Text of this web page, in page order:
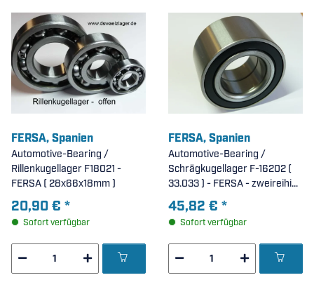
FERSA, Spanien
Automotive-Bearing /
Rillenkugellager F18021 -
FERSA ( 28x66x18mm )
20,90 € *
Sofort verfügbar
FERSA, Spanien
Automotive-Bearing /
Schrägkugellager F-16202 (
33.033 ) - FERSA - zweireihig,
beidseitig Dichtscheiben (
50x90x40mm )
45,82 € *
Sofort verfügbar